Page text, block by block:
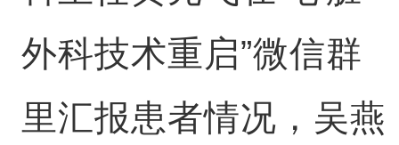
外科技术重启”微信群
里汇报患者情况，吴燕